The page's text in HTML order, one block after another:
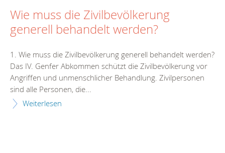
Wie muss die Zivilbevölkerung
generell behandelt werden?
1. Wie muss die Zivilbevölkerung generell behandelt werden?
Das IV. Genfer Abkommen schützt die Zivilbevölkerung vor
Angriffen und unmenschlicher Behandlung. Zivilpersonen
sind alle Personen, die...
Weiterlesen